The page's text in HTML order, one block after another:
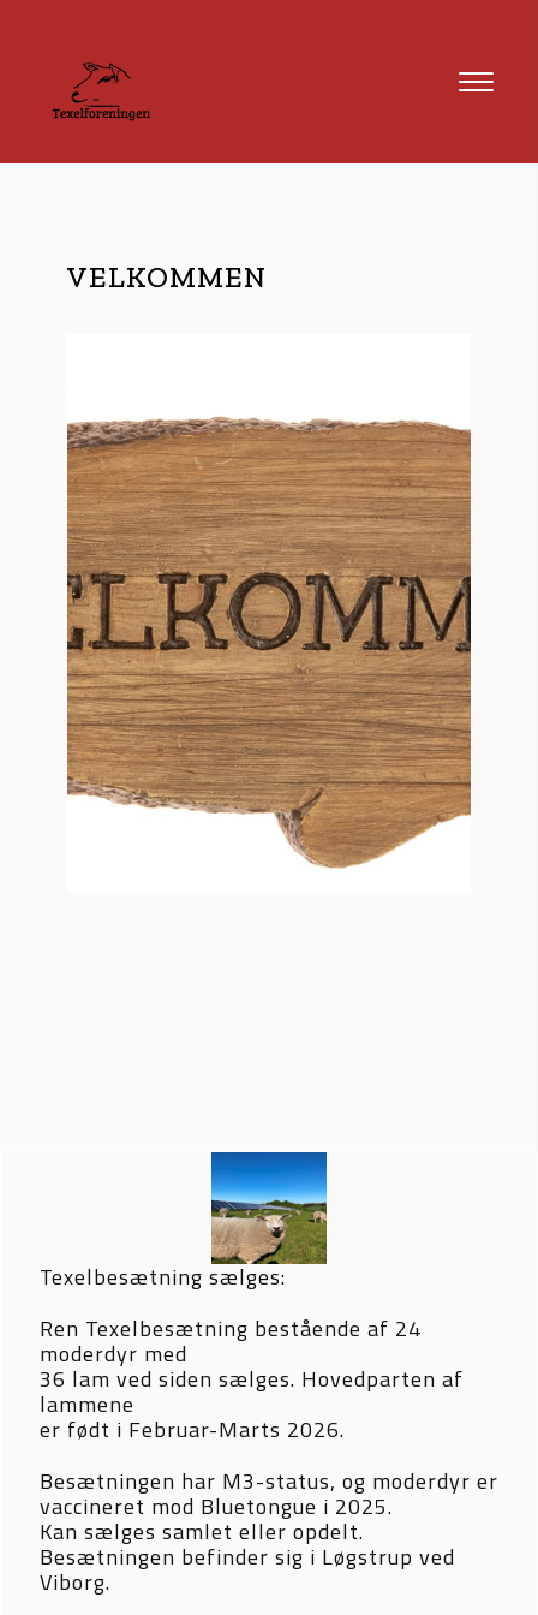
VELKOMMEN
Texelbesætning sælges:
Ren Texelbesætning bestående af 24
moderdyr med
36 lam ved siden sælges. Hovedparten af
lammene
er født i Februar-Marts 2026.
Besætningen har M3-status, og moderdyr er
vaccineret mod Bluetongue i 2025.
Kan sælges samlet eller opdelt.
Besætningen befinder sig i Løgstrup ved
Viborg.